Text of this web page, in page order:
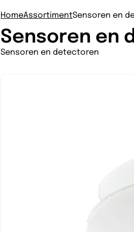
HomeAssortimentSensoren en
Sensoren en
Sensoren en detectoren